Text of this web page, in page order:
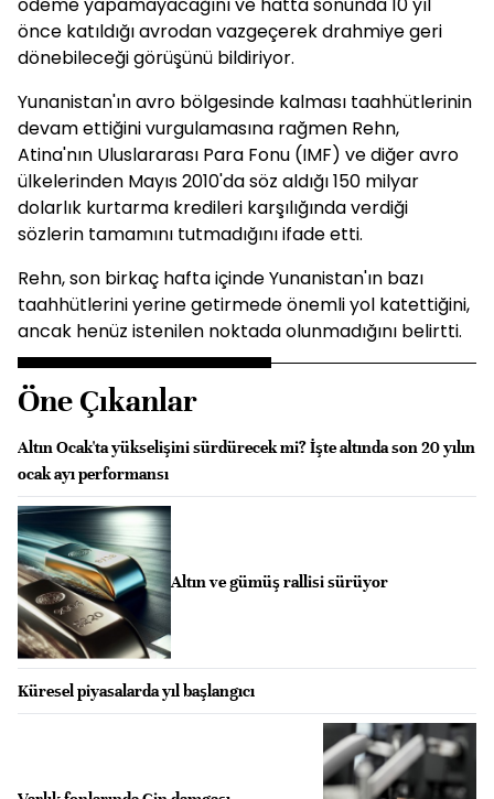
önce katıldığı avrodan vazgeçerek drahmiye geri
dönebileceği görüşünü bildiriyor.
Yunanistan'ın avro bölgesinde kalması taahhütlerinin
devam ettiğini vurgulamasına rağmen Rehn,
Atina'nın Uluslararası Para Fonu (IMF) ve diğer avro
ülkelerinden Mayıs 2010'da söz aldığı 150 milyar
dolarlık kurtarma kredileri karşılığında verdiği
sözlerin tamamını tutmadığını ifade etti.
Rehn, son birkaç hafta içinde Yunanistan'ın bazı
taahhütlerini yerine getirmede önemli yol katettiğini,
ancak henüz istenilen noktada olunmadığını belirtti.
Öne Çıkanlar
Altın Ocak'ta yükselişini sürdürecek mi? İşte altında son 20 yılın
ocak ayı performansı
Altın ve gümüş rallisi sürüyor
Küresel piyasalarda yıl başlangıcı